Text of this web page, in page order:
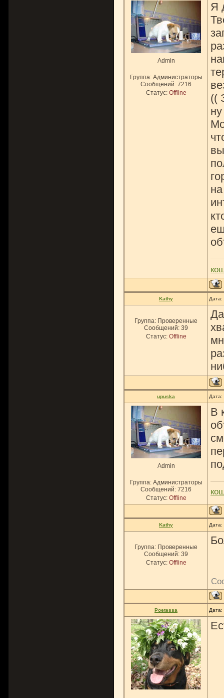
Admin
Группа: Администраторы
Сообщений: 7216
Статус: Offline
Я
((
Kathy Дата:
Группа: Проверенные
Сообщений: 39
Статус: Offline
upuska Дата:
Admin
Группа: Администраторы
Сообщений: 7216
Статус: Offline
В
Kathy Дата:
Группа: Проверенные
Сообщений: 39
Статус: Offline
Poetessa Дата: